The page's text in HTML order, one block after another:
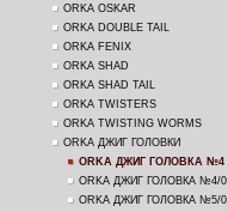
ORKA OSKAR
ORKA DOUBLE TAIL
ORKA FENIX
ORKA SHAD
ORKA SHAD TAIL
ORKA TWISTERS
ORKA TWISTING WORMS
ORKA ДЖИГ ГОЛОВКИ
ORKA ДЖИГ ГОЛОВКА №4
ORKA ДЖИГ ГОЛОВКА №4/0
ORKA ДЖИГ ГОЛОВКА №5/0